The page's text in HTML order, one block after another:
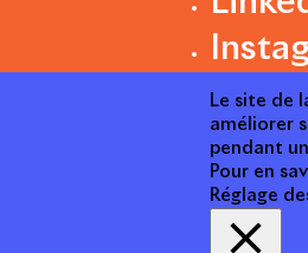
Le site de
améliorer
pendant
Pour en
Réglage